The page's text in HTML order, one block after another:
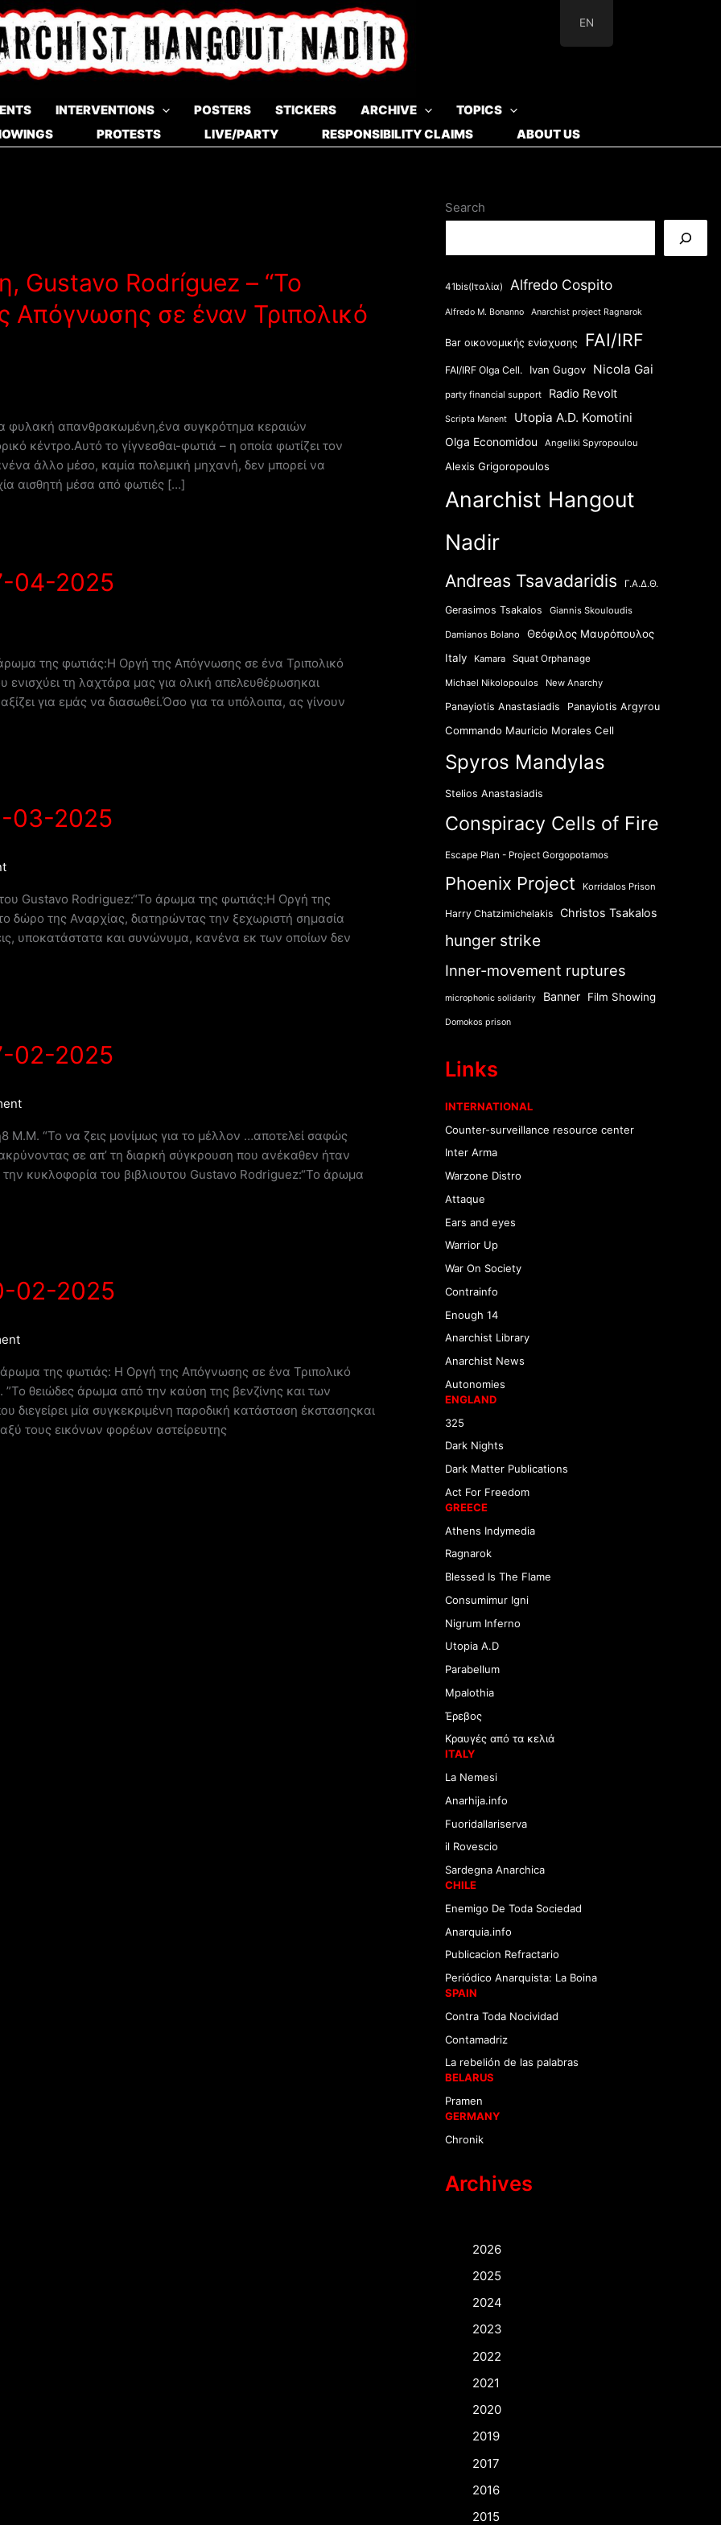
INTERVENTIONS POSTERS STICKERS ARCHIVE
TOPICS
PROTESTS LIVE/PARTY RESPONSIBILITY CLAIMS ABOUT US
Gustavo Rodríguez – “Το
σε έναν Τριπολικό
φυλακή απανθρακωμένη,ένα συγκρότημα κεραιών
κέντρο.Αυτό το γίγνεσθαι-φωτιά – η οποία φωτίζει τον
άλλο μέσο, καμία πολεμική μηχανή, δεν μπορεί να
αισθητή μέσα από φωτιές […]
04-2025
της φωτιάς:Η Οργή της Απόγνωσης σε ένα Τριπολικό
ενισχύει τη λαχτάρα μας για ολική απελευθέρωσηκαι
για εμάς να διασωθεί.Όσο για τα υπόλοιπα, ας γίνουν
03-2025
Gustavo Rodriguez:“Το άρωμα της φωτιάς:Η Οργή της
δώρο της Αναρχίας, διατηρώντας την ξεχωριστή σημασία
υπoκατάστατα και συνώνυμα, κανένα εκ των οποίων δεν
02-2025
Μ.Μ. “Το να ζεις μονίμως για το μέλλον …αποτελεί σαφώς
σε απ’ τη διαρκή σύγκρουση που ανέκαθεν ήταν
κυκλοφορία του βιβλιουτου Gustavo Rodriguez:“Το άρωμα
02-2025
της φωτιάς: Η Οργή της Απόγνωσης σε ένα Τριπολικό
θειώδες άρωμα από την καύση της βενζίνης και των
μία συγκεκριμένη παροδική κατάσταση έκστασηςκαι
τους εικόνων φορέων αστείρευτης
Search
41bis(Ιταλία) Alfredo Cospito
Alfredo M. Bonanno Anarchist project Ragnarok
Bar οικονομικής ενίσχυσης FAI/IRF
FAI/IRF Olga Cell. Ivan Gugov Nicola Gai
party financial support Radio Revolt
Scripta Manent Utopia A.D. Komotini
Olga Economidou Angeliki Spyropoulou
Alexis Grigoropoulos
Anarchist Hangout
Nadir
Andreas Tsavadaridis Γ.Α.Δ.Θ.
Gerasimos Tsakalos Giannis Skouloudis
Damianos Bolano
Θεόφιλος Μαυρόπουλος
Italy
Kamara Squat Orphanage
Michael Nikolopoulos New Anarchy
Panayiotis Anastasiadis Panayiotis Argyrou
Commando Mauricio Morales Cell
Spyros Mandylas
Stelios Anastasiadis
Conspiracy Cells of Fire
Escape Plan - Project Gorgopotamos
Phoenix Project Korridalos Prison
Harry Chatzimichelakis Christos Tsakalos
hunger strike
Inner-movement ruptures
microphonic solidarity Banner Film Showing
Domokos prison
Links
INTERNATIONAL
Counter-surveillance resource center
Inter Arma
Warzone Distro
Attaque
Ears and eyes
Warrior Up
War On Society
Contrainfo
Enough 14
Anarchist Library
Anarchist News
Autonomies
ENGLAND
325
Dark Nights
Dark Matter Publications
Act For Freedom
GREECE
Athens Indymedia
Ragnarok
Blessed Is The Flame
Consumimur Igni
Nigrum Inferno
Utopia A.D
Parabellum
Mpalothia
Έρεβος
Κραυγές από τα κελιά
ITALY
La Nemesi
Anarhija.info
Fuoridallariserva
il Rovescio
Sardegna Anarchica
CHILE
Enemigo De Toda Sociedad
Anarquia.info
Publicacion Refractario
Periódico Anarquista: La Boina
SPAIN
Contra Toda Nocividad
Contamadriz
La rebelión de las palabras
BELARUS
Pramen
GERMANY
Chronik
Archives
2026
2025
2024
2023
2022
2021
2020
2019
2017
2016
2015
EN